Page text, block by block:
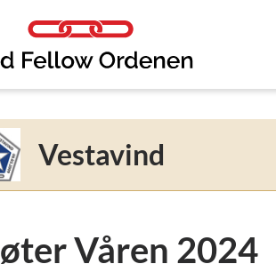
Vestavind
Våren 2024